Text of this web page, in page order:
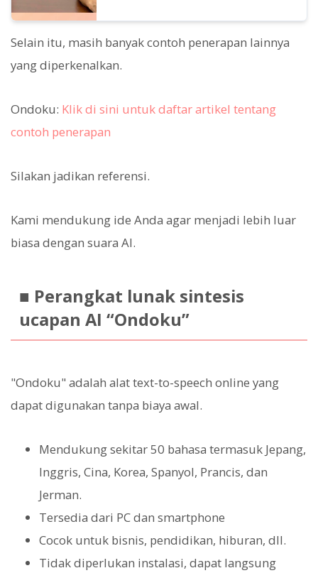
Selain itu, masih banyak contoh penerapan lainnya
yang diperkenalkan.
Ondoku: Klik di sini untuk daftar artikel tentang
contoh penerapan
Silakan jadikan referensi.
Kami mendukung ide Anda agar menjadi lebih luar
biasa dengan suara AI.
■ Perangkat lunak sintesis
ucapan AI “Ondoku”
"Ondoku" adalah alat text-to-speech online yang
dapat digunakan tanpa biaya awal.
Mendukung sekitar 50 bahasa termasuk Jepang,
Inggris, Cina, Korea, Spanyol, Prancis, dan
Jerman.
Tersedia dari PC dan smartphone
Cocok untuk bisnis, pendidikan, hiburan, dll.
Tidak diperlukan instalasi, dapat langsung